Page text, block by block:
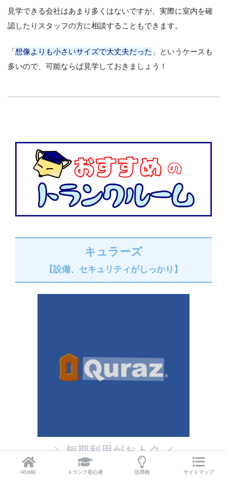
見学できる会社はあまり多くはないですが、実際に室内を確
認したりスタッフの方に相談することもできます。
「想像よりも小さいサイズで大丈夫だった 」というケースも
多いので、可能ならば見学しておきましょう！
キュラーズ
【設備、セキュリティがしっかり】
短期利用がおトク
〇手数料、管理費、解約費、保険料０円
HOME トランク初心者 活用例 サイトマップ